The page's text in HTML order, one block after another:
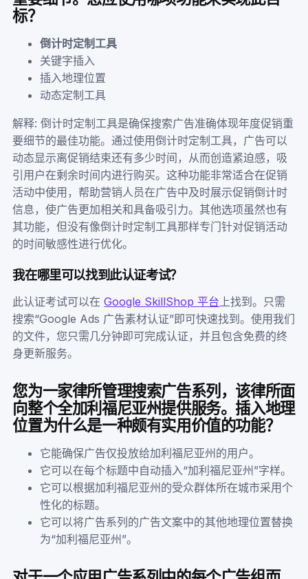
标？
倒计时定制工具
关键字插入
插入地理位置
动态定制工具
解释: 倒计时定制工具是确保搜索广告准确体现年度促销重
要细节的最佳功能。通过使用倒计时定制工具，广告可以
动态显示离促销结束还有多少时间，从而创造紧迫感，吸
引用户在剩余时间内进行购买。这种功能非常适合在促销
活动中使用，帮助营销人员在广告中及时展示促销倒计时
信息，使广告更加相关和具备吸引力。其他选项虽然也有
其功能，但没有像倒计时定制工具那样专门针对促销活动
的时间敏感性进行优化。
我在哪里可以找到此认证考试？
此认证考试可以在Google SkillShop 平台 上找到。只需
搜索“Google Ads 广告素材认证”即可快速找到。使用我们
的文件，您只需几分钟即可完成认证，并且包含免费的终
身更新服务。
您为一家律所管理搜索广告系列，该律所面
向整个全加利福尼亚州提供服务。插入地理
位置为什么是一种颇有实用价值的功能？
它能确保广告仅投放给加利福尼亚州的用户。
它可以在每个标题中自动插入“加利福尼亚州”字样。
它可以根据加利福尼亚州的受众群体所在城市采用个
性化的标题。
它可以将广告系列的广告文案中的其他地理位置替换
为“加利福尼亚州”。